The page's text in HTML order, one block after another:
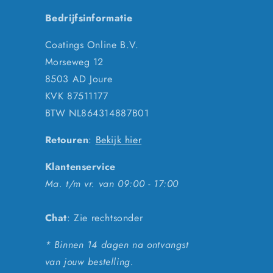
Bedrijfsinformatie
Coatings Online B.V.
Morseweg 12
8503 AD Joure
KVK 87511177
BTW NL864314887B01
Retouren: Bekijk hier
Klantenservice
Ma. t/m vr. van 09:00 - 17:00
Chat: Zie rechtsonder
* Binnen 14 dagen na ontvangst
van jouw bestelling.